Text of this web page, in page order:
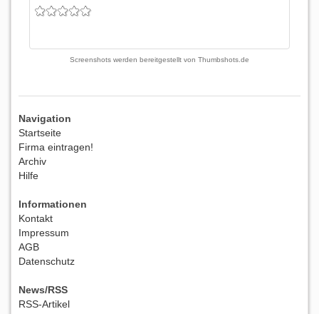
Screenshots werden bereitgestellt von Thumbshots.de
Navigation
Startseite
Firma eintragen!
Archiv
Hilfe
Informationen
Kontakt
Impressum
AGB
Datenschutz
News/RSS
RSS-Artikel